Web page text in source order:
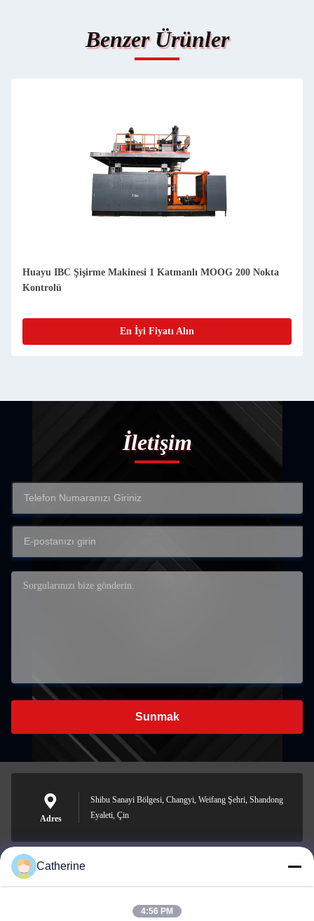
Benzer Ürünler
Huayu IBC Şişirme Makinesi 1 Katmanlı MOOG 200 Nokta
Kontrolü
En İyi Fiyatı Alın
İletişim
Sunmak
Adres
Shibu Sanayi Bölgesi, Changyi, Weifang Şehri, Shandong
Eyaleti, Çin
padraic@huayumachine.cn
Catherine
4:56 PM